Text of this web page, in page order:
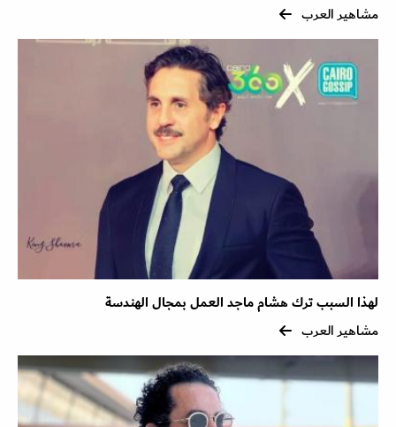
مشاهير العرب
لهذا السبب ترك هشام ماجد العمل بمجال الهندسة
مشاهير العرب